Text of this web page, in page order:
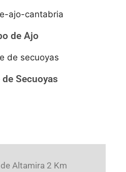
de Ajo
Secuoyas
Altamira 2 Km